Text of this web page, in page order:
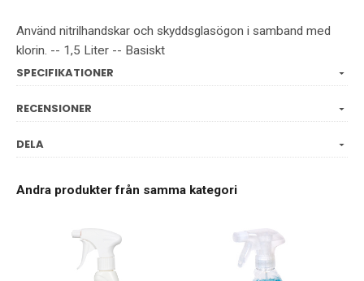
Använd nitrilhandskar och skyddsglasögon i samband med
klorin. -- 1,5 Liter -- Basiskt
SPECIFIKATIONER
RECENSIONER
DELA
Andra produkter från samma kategori